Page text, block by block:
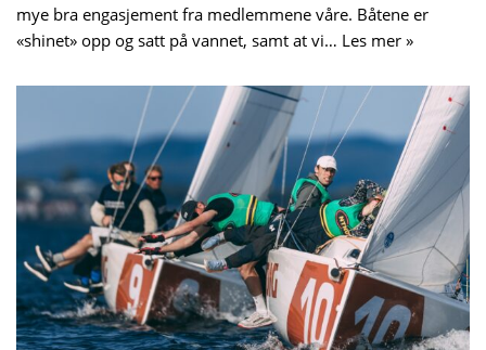
mye bra engasjement fra medlemmene våre. Båtene er
«shinet» opp og satt på vannet, samt at vi… Les mer »